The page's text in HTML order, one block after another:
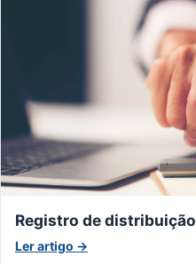
Registro de distribuição
Ler artigo →